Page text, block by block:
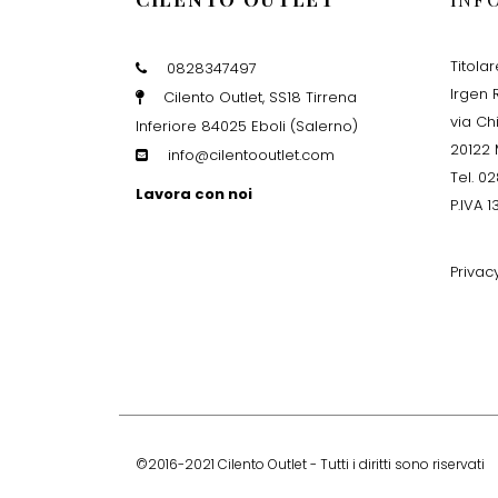
0828347497
Cilento Outlet, SS18 Tirrena
Inferiore 84025 Eboli (Salerno)
info@cilentooutlet.com
Lavora con noi
Irgen
via
20122
Tel.
P.IVA
©2016-2021 Cilento Outlet - Tutti i diritti sono riservati